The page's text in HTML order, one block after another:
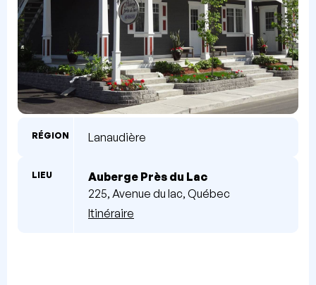
RÉGION Lanaudière
LIEU
Auberge Près du Lac
225, Avenue du lac, Québec
Itinéraire